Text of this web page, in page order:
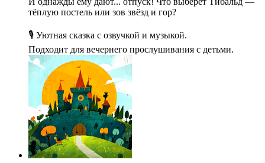
тёплую постель или зов звёзд и гор?
🎙 Уютная сказка с озвучкой и музыкой.
Подходит для вечернего прослушивания с детьми.